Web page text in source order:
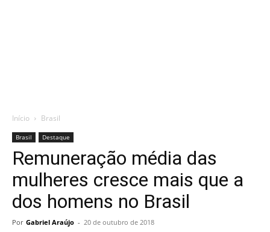
Início Brasil
Brasil Destaque
Remuneração média das
mulheres cresce mais que a
dos homens no Brasil
Por Gabriel Araújo - 20 de outubro de 2018